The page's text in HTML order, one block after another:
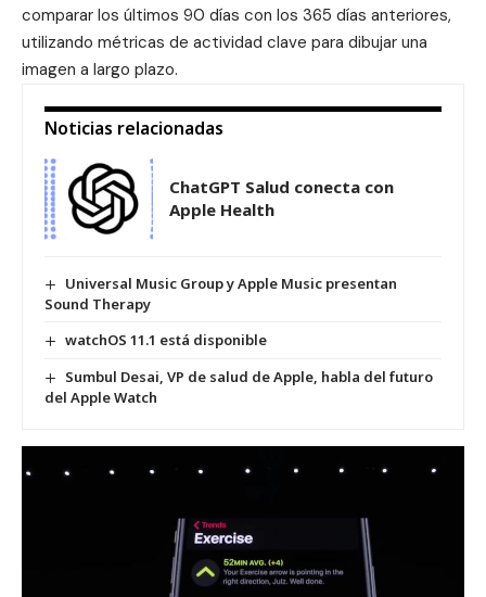
comparar los últimos 90 días con los 365 días anteriores,
utilizando métricas de actividad clave para dibujar una
imagen a largo plazo.
Noticias relacionadas
ChatGPT Salud conecta con
Apple Health
Universal Music Group y Apple Music presentan
Sound Therapy
watchOS 11.1 está disponible
Sumbul Desai, VP de salud de Apple, habla del futuro
del Apple Watch